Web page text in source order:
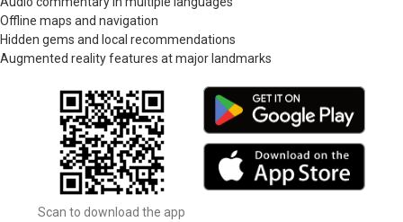
Offline maps and navigation
Hidden gems and local recommendations
Augmented reality features at major landmarks
Scan to download the app